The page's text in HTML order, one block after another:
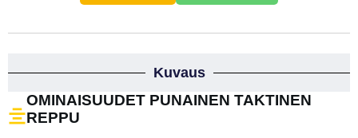
Kuvaus
OMINAISUUDET PUNAINEN TAKTINEN
REPPU